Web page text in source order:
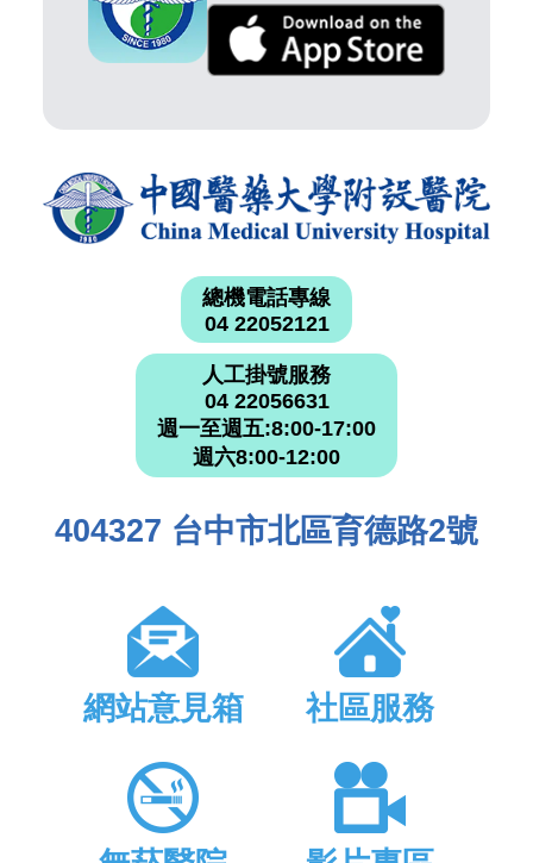
總機電話專線
04 22052121
人工掛號服務
04 22056631
週一至週五:8:00-17:00
週六8:00-12:00
404327 台中市北區育德路2號
網站意見箱 社區服務